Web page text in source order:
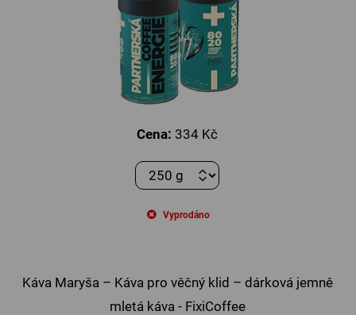
Cena: 334 Kč
Vyprodáno
Káva Maryša – Káva pro věčný klid – dárková jemně
mletá káva - FixiCoffee